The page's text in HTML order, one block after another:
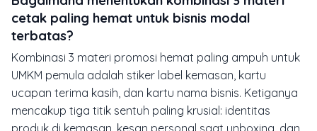
cetak paling hemat untuk bisnis modal
terbatas?
Kombinasi 3 materi promosi hemat paling ampuh untuk
UMKM pemula adalah stiker label kemasan, kartu
ucapan terima kasih, dan kartu nama bisnis. Ketiganya
mencakup tiga titik sentuh paling krusial: identitas